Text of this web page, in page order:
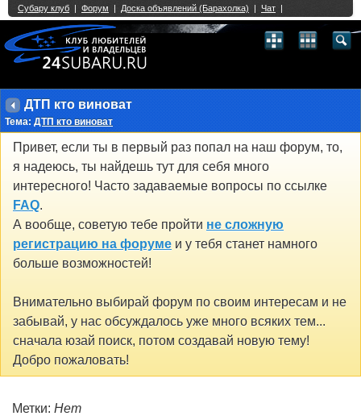
ДТП кто виноват
Тема: ДТП кто виноват
Привет, если ты в первый раз попал на наш форум, то,
я надеюсь, ты найдешь тут для себя много
интересного! Часто задаваемые вопросы по ссылке
FAQ.
А вообще, советую тебе пройти не сложную
регистрацию на форуме и у тебя станет намного
больше возможностей!
Внимательно выбирай форум по своим интересам и не
забывай, у нас обсуждалось уже много всяких тем...
сначала юзай поиск, потом создавай новую тему!
Добро пожаловать!
Метки: Нет
Single Sign On provided byvBSSO
2 3 4 5 6 7 8 9 10 11 12 13 14 15 16 17 18 21 22 23 24 25 26
27 28 29 30 31 32 33 40 41 42 43